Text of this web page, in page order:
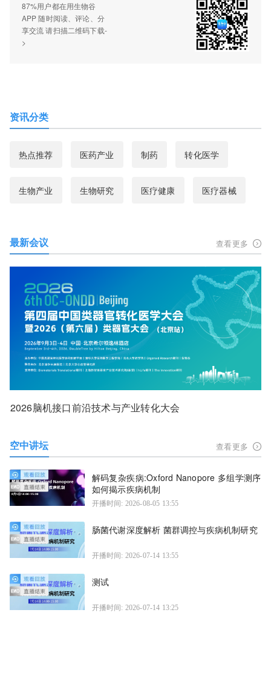
87%用户都在用生物谷
APP 随时阅读、评论、分
享交流 请扫描二维码下载-
>
资讯分类
热点推荐 医药产业 制药 转化医学
生物产业 生物研究 医疗健康 医疗器械
最新会议 查看更多
2026脑机接口前沿技术与产业转化大会
空中讲坛 查看更多
解码复杂疾病:Oxford Nanopore 多组学测序
如何揭示疾病机制
开播时间: 2026-08-05 13:55
肠菌代谢深度解析 菌群调控与疾病机制研究
开播时间: 2026-07-14 13:55
测试
开播时间: 2026-07-14 13:25